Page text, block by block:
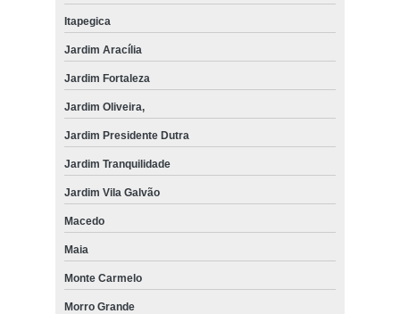
Itapegica
Jardim Aracília
Jardim Fortaleza
Jardim Oliveira,
Jardim Presidente Dutra
Jardim Tranquilidade
Jardim Vila Galvão
Macedo
Maia
Monte Carmelo
Morro Grande